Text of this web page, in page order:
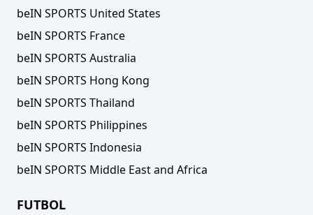
beIN SPORTS United States
beIN SPORTS France
beIN SPORTS Australia
beIN SPORTS Hong Kong
beIN SPORTS Thailand
beIN SPORTS Philippines
beIN SPORTS Indonesia
beIN SPORTS Middle East and Africa
FUTBOL